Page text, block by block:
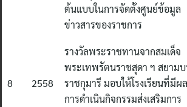
ต้นแบบในการจัดตั้งศูนย์ข้อมูล
ข่าวสารของราชการ
8 2558
รางวัลพระราชทานจากสมเด็จ
พระเทพรัตนราชสุดา ฯ สยาม
ราชกุมารี มอบให้โรงเรียนที่มีผล
การดำเนินกิจกรรมส่งเสริมการ